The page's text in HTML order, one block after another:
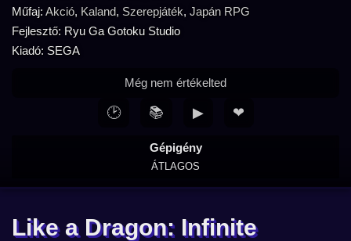
Műfaj: Akció, Kaland, Szerepjáték, Japán RPG
Fejlesztő: Ryu Ga Gotoku Studio
Kiadó: SEGA
Gépigény
ÁTLAGOS
Még nem értékelted
🕑 📚 ▶ ❤
Like a Dragon: Infinite